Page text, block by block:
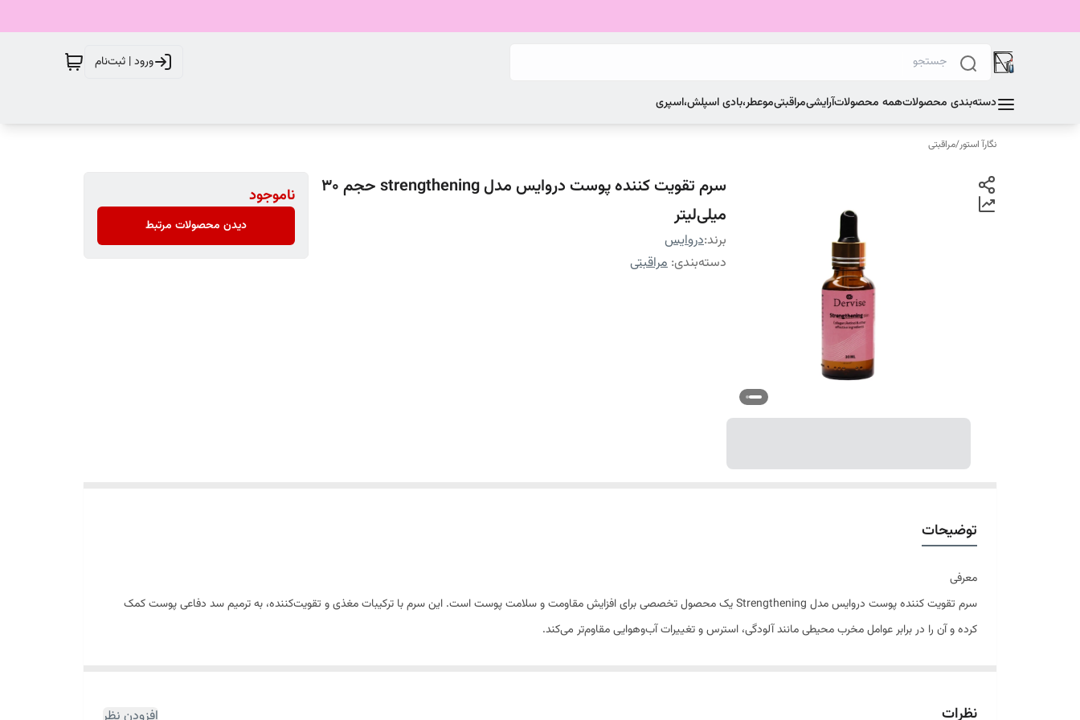
ورود | ثبت‌نام
دسته‌بندی محصولاتهمه محصولاتآرایشیمراقبتیموعطر،بادی اسپلش،اسپری
نگارآ استور/مراقبتی
سرم تقویت کننده پوست دروایس مدل strengthening حجم 30
میلی‌لیتر
برند:دروایس
دسته‌بندی: مراقبتی
ناموجود
دیدن محصولات مرتبط
توضیحات
معرفی
سرم تقویت کننده پوست دروایس مدل Strengthening یک محصول تخصصی برای افزایش مقاومت و سلامت پوست است. این سرم با ترکیبات مغذی و تقویت‌کننده، به ترمیم سد دفاعی پوست کمک
کرده و آن را در برابر عوامل مخرب محیطی مانند آلودگی، استرس و تغییرات آب‌وهوایی مقاوم‌تر می‌کند.
بافت سبک و جذب سریع این محصول، آن را برای استفاده روزانه در روتین مراقبت پوستی ایده‌آل کرده است و می‌تواند در کنار سایر سرم‌ها یا کرم‌های درمانی نیز استفاده شود.
نظرات